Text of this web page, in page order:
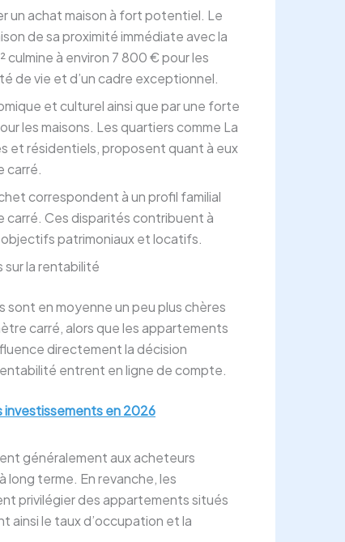
un achat maison à fort potentiel. Le
de sa proximité immédiate avec la
culmine à environ 7 800 € pour les
de vie et d’un cadre exceptionnel.
et culturel ainsi que par une forte
les maisons. Les quartiers comme La
et résidentiels, proposent quant à eux
carré.
correspondent à un profil familial
carré. Ces disparités contribuent à
patrimoniaux et locatifs.
la rentabilité
en moyenne un peu plus chères
carré, alors que les appartements
directement la décision
entrent en ligne de compte.
investissements en 2026
généralement aux acheteurs
long terme. En revanche, les
privilégier des appartements situés
ainsi le taux d’occupation et la